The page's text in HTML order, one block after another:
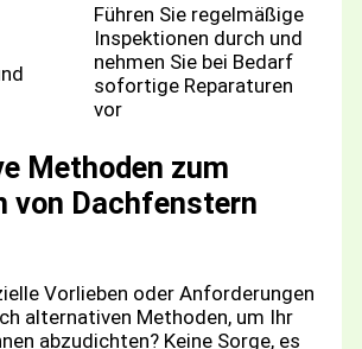
Führen Sie regelmäßige
Inspektionen durch und
nehmen Sie bei Bedarf
sofortige Reparaturen
vor
Methoden zum
von Dachfenstern
Vorlieben oder Anforderungen
alternativen Methoden, um Ihr
abzudichten? Keine Sorge, es